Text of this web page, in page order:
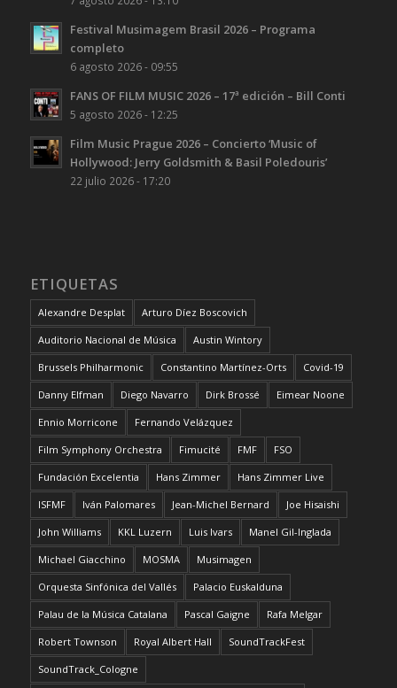
Festival Musimagem Brasil 2026 – Programa
completo
6 agosto 2026 - 09:55
FANS OF FILM MUSIC 2026 – 17ª edición – Bill Conti
5 agosto 2026 - 12:25
Film Music Prague 2026 – Concierto ‘Music of
Hollywood: Jerry Goldsmith & Basil Poledouris’
22 julio 2026 - 17:20
ETIQUETAS
Alexandre Desplat Arturo Díez Boscovich
Auditorio Nacional de Música Austin Wintory
Brussels Philharmonic Constantino Martínez-Orts Covid-19
Danny Elfman Diego Navarro Dirk Brossé Eimear Noone
Ennio Morricone Fernando Velázquez
Film Symphony Orchestra Fimucité FMF FSO
Fundación Excelentia Hans Zimmer Hans Zimmer Live
ISFMF Iván Palomares Jean-Michel Bernard Joe Hisaishi
John Williams KKL Luzern Luis Ivars Manel Gil-Inglada
Michael Giacchino MOSMA Musimagen
Orquesta Sinfónica del Vallés Palacio Euskalduna
Palau de la Música Catalana Pascal Gaigne Rafa Melgar
Robert Townson Royal Albert Hall SoundTrackFest
SoundTrack_Cologne